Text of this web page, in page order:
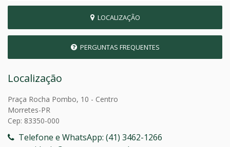
LOCALIZAÇÃO
PERGUNTAS FREQUENTES
Localização
Praça Rocha Pombo, 10 - Centro
Morretes-PR
Cep: 83350-000
Telefone e WhatsApp: (41) 3462-1266